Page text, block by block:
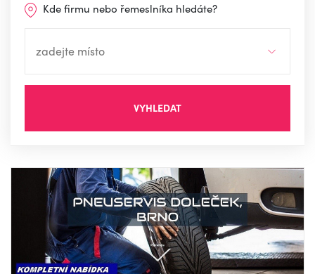
Kde firmu nebo řemeslníka hledáte?
VYHLEDAT